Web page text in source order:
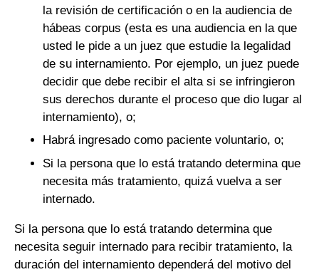
la revisión de certificación o en la audiencia de
hábeas corpus (esta es una audiencia en la que
usted le pide a un juez que estudie la legalidad
de su internamiento. Por ejemplo, un juez puede
decidir que debe recibir el alta si se infringieron
sus derechos durante el proceso que dio lugar al
internamiento), o;
Habrá ingresado como paciente voluntario, o;
Si la persona que lo está tratando determina que
necesita más tratamiento, quizá vuelva a ser
internado.
Si la persona que lo está tratando determina que
necesita seguir internado para recibir tratamiento, la
duración del internamiento dependerá del motivo del